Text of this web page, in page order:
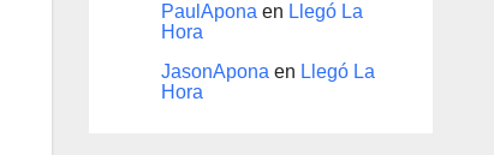
PaulAponaen Llegó La
Hora
JasonAponaen Llegó La
Hora